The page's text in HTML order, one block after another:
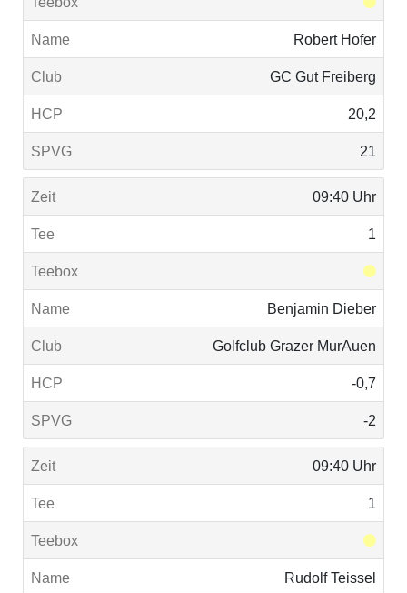
Robert Hofer
GC Gut Freiberg
20,2
21
09:40 Uhr
1
Benjamin Dieber
Golfclub Grazer MurAuen
-0,7
-2
09:40 Uhr
1
Rudolf Teissel